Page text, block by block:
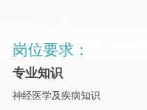
岗位要求：
专业知识
神经医学及疾病知识